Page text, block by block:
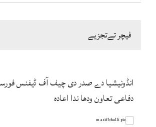
فیچر تےتجزیے
انڈونیشیا دے صدر دی چیف آف ڈیفنس
دفاعی تعاون ودھا ندا اعادہ